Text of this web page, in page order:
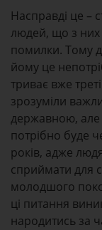
Насправді це –
людей, що з них
помилки. Тому
йому це
триває вже
зрозуміли
державною,
потрібно буде
років, адже
сприймати для
молодшого
ці питання
народитись за